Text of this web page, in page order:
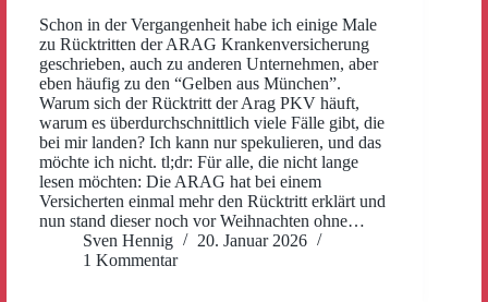
Schon in der Vergangenheit habe ich einige Male
zu Rücktritten der ARAG Krankenversicherung
geschrieben, auch zu anderen Unternehmen, aber
eben häufig zu den “Gelben aus München”.
Warum sich der Rücktritt der Arag PKV häuft,
warum es überdurchschnittlich viele Fälle gibt, die
bei mir landen? Ich kann nur spekulieren, und das
möchte ich nicht. tl;dr: Für alle, die nicht lange
lesen möchten: Die ARAG hat bei einem
Versicherten einmal mehr den Rücktritt erklärt und
nun stand dieser noch vor Weihnachten ohne…
Sven Hennig
20. Januar 2026
1 Kommentar